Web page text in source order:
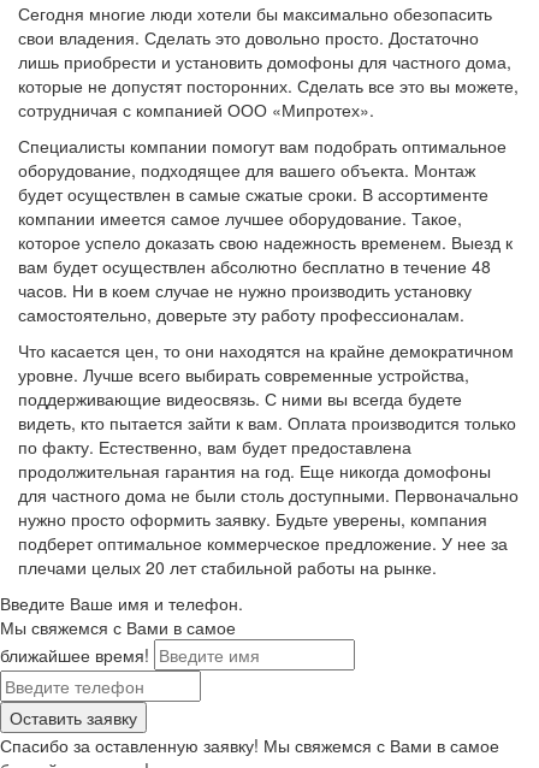
Сегодня многие люди хотели бы максимально обезопасить
свои владения. Сделать это довольно просто. Достаточно
лишь приобрести и установить домофоны для частного дома,
которые не допустят посторонних. Сделать все это вы можете,
сотрудничая с компанией ООО «Мипротех».
Специалисты компании помогут вам подобрать оптимальное
оборудование, подходящее для вашего объекта. Монтаж
будет осуществлен в самые сжатые сроки. В ассортименте
компании имеется самое лучшее оборудование. Такое,
которое успело доказать свою надежность временем. Выезд к
вам будет осуществлен абсолютно бесплатно в течение 48
часов. Ни в коем случае не нужно производить установку
самостоятельно, доверьте эту работу профессионалам.
Что касается цен, то они находятся на крайне демократичном
уровне. Лучше всего выбирать современные устройства,
поддерживающие видеосвязь. С ними вы всегда будете
видеть, кто пытается зайти к вам. Оплата производится только
по факту. Естественно, вам будет предоставлена
продолжительная гарантия на год. Еще никогда домофоны
для частного дома не были столь доступными. Первоначально
нужно просто оформить заявку. Будьте уверены, компания
подберет оптимальное коммерческое предложение. У нее за
плечами целых 20 лет стабильной работы на рынке.
Введите Ваше имя и телефон.
Мы свяжемся с Вами в самое
ближайшее время!
Спасибо за оставленную заявку! Мы свяжемся с Вами в самое